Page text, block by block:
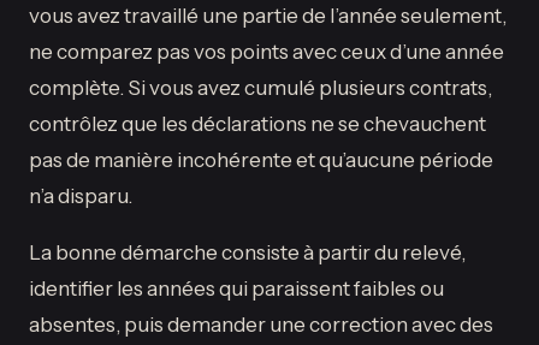
vous avez travaillé une partie de l’année seulement,
ne comparez pas vos points avec ceux d’une année
complète. Si vous avez cumulé plusieurs contrats,
contrôlez que les déclarations ne se chevauchent
pas de manière incohérente et qu’aucune période
n’a disparu.
La bonne démarche consiste à partir du relevé,
identifier les années qui paraissent faibles ou
absentes, puis demander une correction avec des